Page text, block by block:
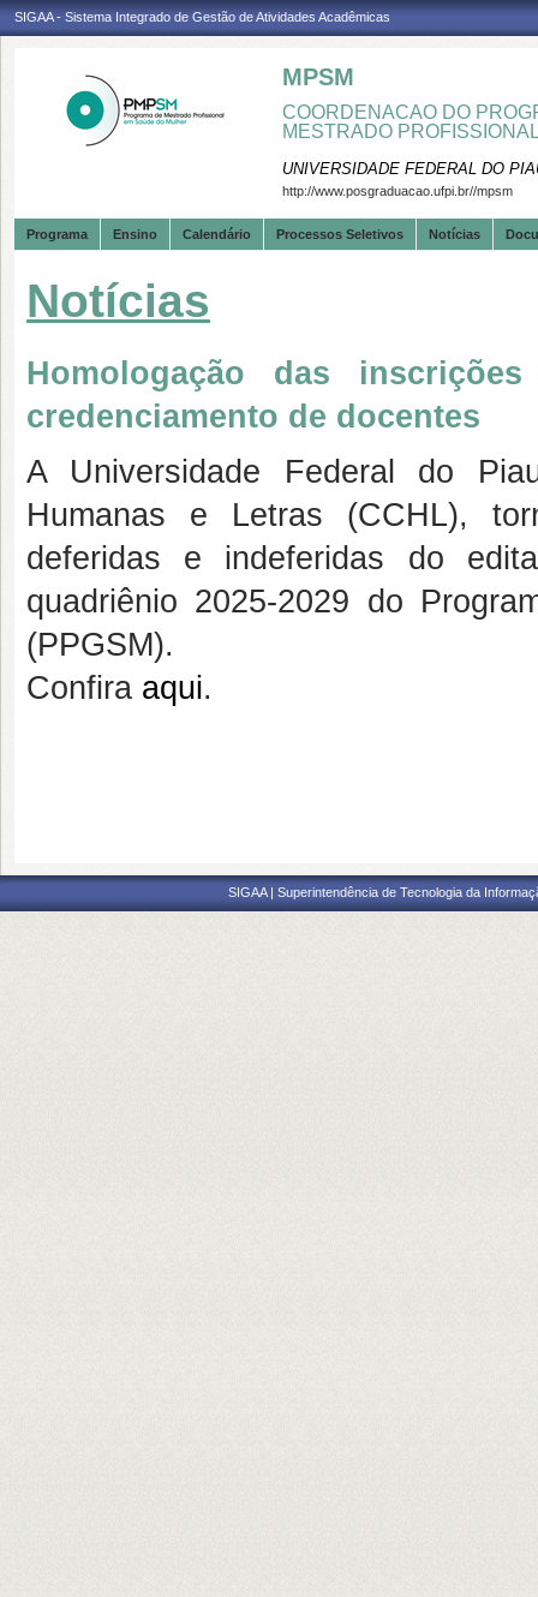
SIGAA - Sistema Integrado de Gestão de Atividades Acadêmicas
MPSM
COORDENACAO DO
MESTRADO
UNIVERSIDADE FEDERAL DO
http://www.posgraduacao.ufpi.br//mpsm
Programa Ensino Calendário Processos Seletivos Notícias
Notícias
Homologação das
credenciamento de docentes
A Universidade Federal do
Humanas e Letras (CCHL),
deferidas e indeferidas do
quadriênio 2025-2029 do
(PPGSM).
Confira aqui.
SIGAA | Superintendência de Tecnologia da